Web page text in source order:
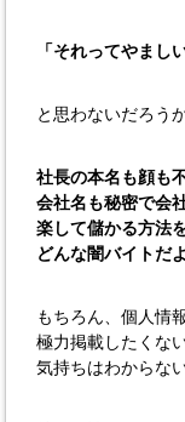
「それってやまし
と思わないだろう
社長の本名も顔も
会社名も秘密で会
楽して儲かる方法
どんな闇バイトだよ
もちろん、個人情
極力掲載したくな
気持ちはわからな